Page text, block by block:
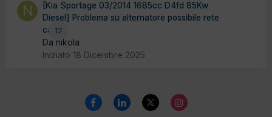
12
[Kia Sportage 03/2014 1685cc D4fd 85Kw
Diesel] Problema su alternatore possibile rete
can
Da nikola
Iniziato 18 Dicembre 2025